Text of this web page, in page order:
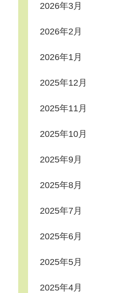
2026年3月
2026年2月
2026年1月
2025年12月
2025年11月
2025年10月
2025年9月
2025年8月
2025年7月
2025年6月
2025年5月
2025年4月